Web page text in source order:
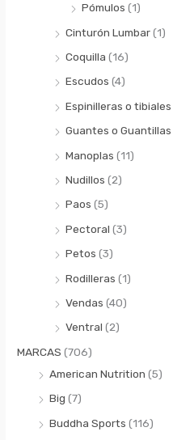
Pómulos (1)
Cinturón Lumbar(1)
Coquilla (16)
Escudos (4)
Espinilleras o tibiales
Guantes o Guantillas
Manoplas (11)
Nudillos (2)
Paos (5)
Pectoral (3)
Petos (3)
Rodilleras (1)
Vendas (40)
Ventral (2)
MARCAS (706)
American Nutrition (5)
Big (7)
Buddha Sports (116)